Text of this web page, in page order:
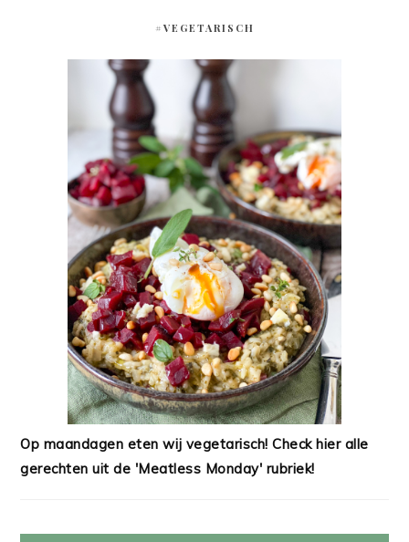
#VEGETARISCH
Op maandagen eten wij vegetarisch! Check hier alle
gerechten uit de 'Meatless Monday' rubriek!